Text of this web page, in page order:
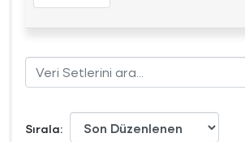
Sırala